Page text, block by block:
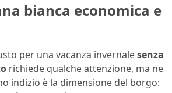
bianca economica e
per una vacanza invernalesenza
richiede qualche attenzione, ma ne
indizio è la dimensione del borgo: